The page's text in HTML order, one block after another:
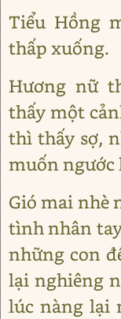
Tiểu Hồng
thấp xuống.
Hương nữ
thấy một
thì thấy sợ,
muốn ngước
Gió mai nhè
tình nhân
những con
lại nghiêng
lúc nàng lại